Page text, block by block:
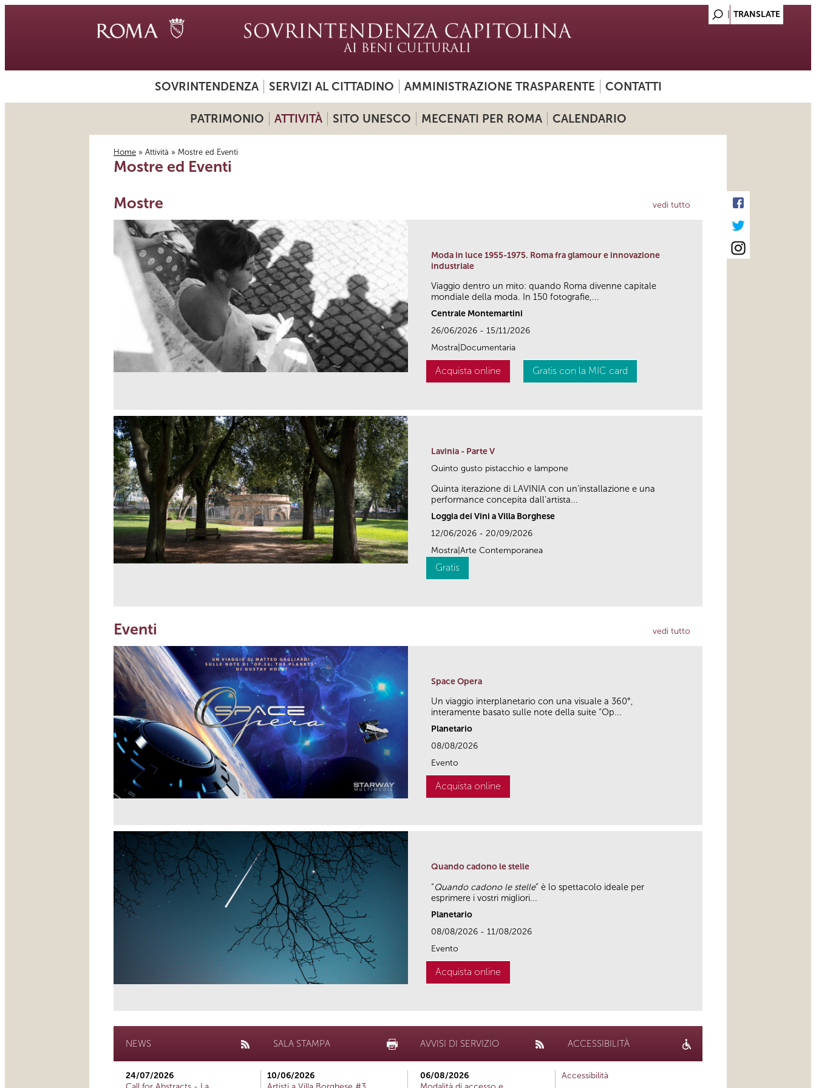
SOVRINTENDENZA SERVIZI AL CITTADINO AMMINISTRAZIONE TRASPARENTE CONTATTI
PATRIMONIO ATTIVITÀ SITO UNESCO MECENATI PER ROMA CALENDARIO
Tu sei qui
Home » Attività » Mostre ed Eventi
Mostre ed Eventi
Mostre
Moda in luce 1955-1975. Roma fra glamour e innovazione
industriale
Viaggio dentro un mito: quando Roma divenne capitale
mondiale della moda. In 150 fotografie,...
Centrale Montemartini
26/06/2026 - 15/11/2026
Mostra|Documentaria
Acquista online Gratis con la MIC card
Lavinia - Parte V
Quinto gusto pistacchio e lampone
Quinta iterazione di LAVINIA con un’installazione e una
performance concepita dall’artista...
Loggia dei Vini a Villa Borghese
12/06/2026 - 20/09/2026
Mostra|Arte Contemporanea
Gratis
vedi tutto
Eventi
Space Opera
Un viaggio interplanetario con una visuale a 360°,
interamente basato sulle note della suite “Op...
Planetario
08/08/2026
Evento
Acquista online
Quando cadono le stelle
“Quando cadono le stelle” è lo spettacolo ideale per
esprimere i vostri migliori...
Planetario
08/08/2026 - 11/08/2026
Evento
Acquista online
vedi tutto
NEWS
24/07/2026
SALA STAMPA
10/06/2026
AVVISI DI SERVIZIO
06/08/2026
ACCESSIBILITÀ
Accessibilità